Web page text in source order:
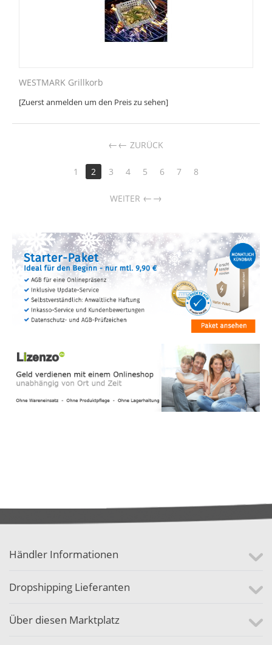
WESTMARK Grillkorb
[Zuerst anmelden um den Preis zu sehen]
← ZURÜCK
1 2 3 4 5 6 7 8
WEITER →
Händler Informationen
Dropshipping Lieferanten
Über diesen Marktplatz